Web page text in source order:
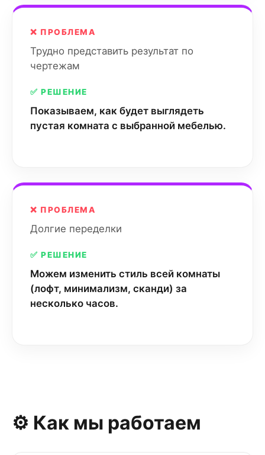
❌ ПРОБЛЕМА
Трудно представить результат по
чертежам
✅ РЕШЕНИЕ
Показываем, как будет выглядеть
пустая комната с выбранной мебелью.
❌ ПРОБЛЕМА
Долгие переделки
✅ РЕШЕНИЕ
Можем изменить стиль всей комнаты
(лофт, минимализм, сканди) за
несколько часов.
⚙️ Как мы работаем